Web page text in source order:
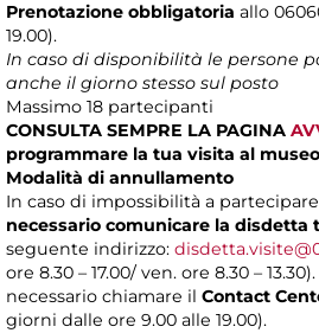
Prenotazione obbligatoria allo
19.00).
In caso di disponibilità le persone
anche il giorno stesso sul posto
Massimo 18 partecipanti
CONSULTA SEMPRE LA PAGINA
programmare la tua visita al museo
Modalità di annullamento
In caso di impossibilità a
necessario comunicare la disdetta
seguente indirizzo:
ore 8.30 – 17.00/ ven. ore 8.30 –
necessario chiamare il Contact
giorni dalle ore 9.00 alle 19.00).